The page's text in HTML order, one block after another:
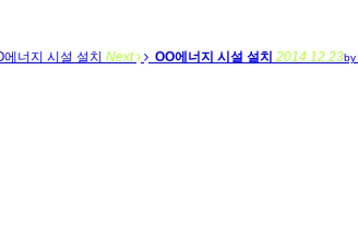
에너지 시설 설치 Next OO에너지 시설 설치 2014.12.23by